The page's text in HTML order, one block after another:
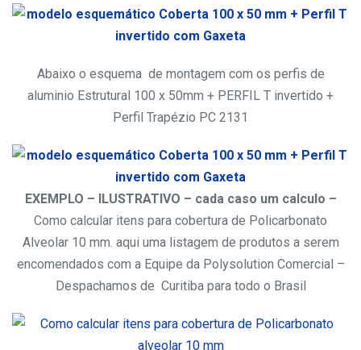
Abaixo o esquema de montagem com os perfis de
aluminio Estrutural 100 x 50mm + PERFIL T invertido +
Perfil Trapézio PC 2131
EXEMPLO – ILUSTRATIVO – cada caso um calculo –
Como calcular itens para cobertura de Policarbonato
Alveolar 10 mm. aqui uma listagem de produtos a serem
encomendados com a Equipe da Polysolution Comercial –
Despachamos de Curitiba para todo o Brasil